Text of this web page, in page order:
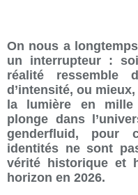
On nous a
un interrupteur :
réalité ressemble
d’intensité, ou
la lumière en mille
plonge dans
genderfluid, pour
identités ne sont
vérité historique et
horizon en 2026.